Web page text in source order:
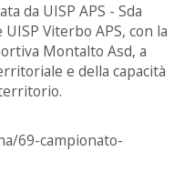
da UISP APS - Sda
Viterbo APS, con la
Montalto Asd, a
e della capacità
69-campionato-